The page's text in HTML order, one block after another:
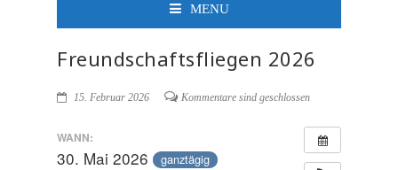
MENU
Freundschaftsfliegen 2026
15. Februar 2026 Kommentare sind geschlossen
WANN:
30. Mai 2026 ganztägig